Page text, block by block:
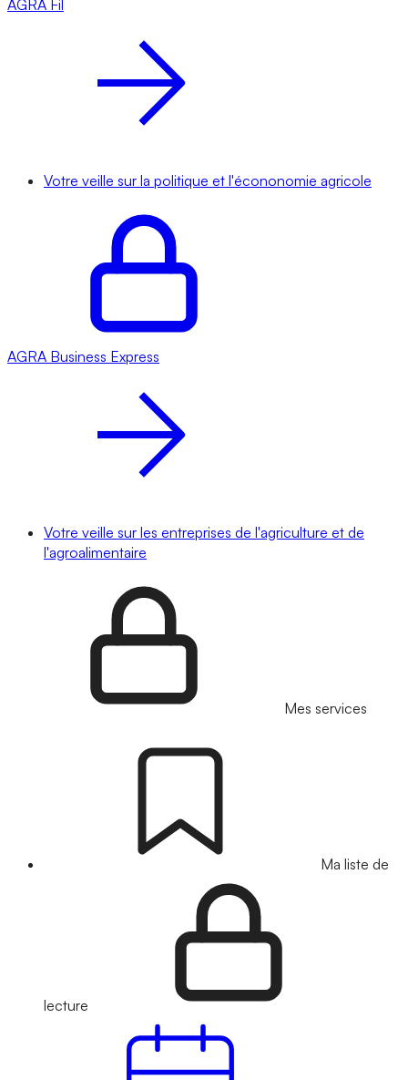
AGRA Fil
Votre veille sur la politique et l'écononomie agricole
AGRA Business Express
Votre veille sur les entreprises de l'agriculture et de
l'agroalimentaire
Mes services
Ma liste de
lecture